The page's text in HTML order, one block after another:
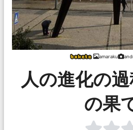
amaraku
人の進化の
の果